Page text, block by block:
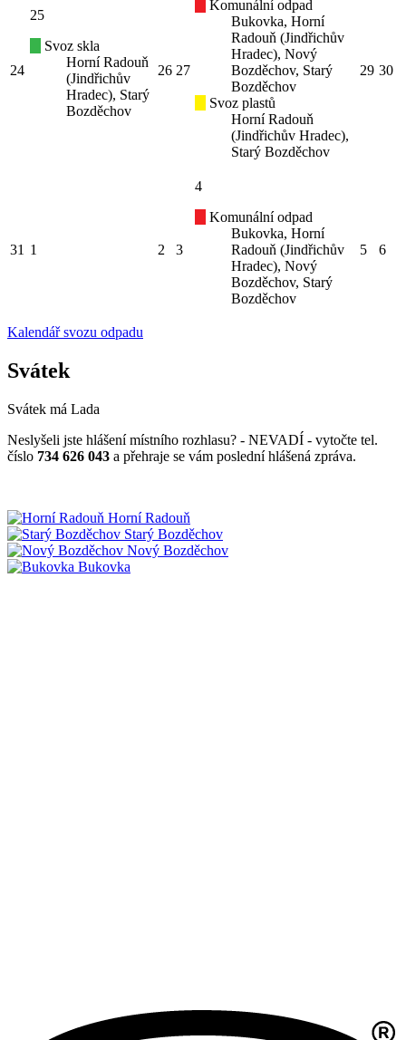
24
25
Svoz skla
Horní Radouň
(Jindřichův
Hradec), Starý
Bozděchov
26 27
Komunální odpad
Bukovka, Horní
Radouň (Jindřichův
Hradec), Nový
Bozděchov, Starý
Bozděchov
Svoz plastů
Horní Radouň
(Jindřichův Hradec),
Starý Bozděchov
29 30
31 1 2 3
4
Komunální odpad
Bukovka, Horní
Radouň (Jindřichův
Hradec), Nový
Bozděchov, Starý
Bozděchov
5 6
Kalendář svozu odpadu
Svátek
Svátek má Lada
Neslyšeli jste hlášení místního rozhlasu? - NEVADÍ - vytočte tel.
číslo 734 626 043 a přehraje se vám poslední hlášená zpráva.
Horní Radouň
Starý Bozděchov
Nový Bozděchov
Bukovka